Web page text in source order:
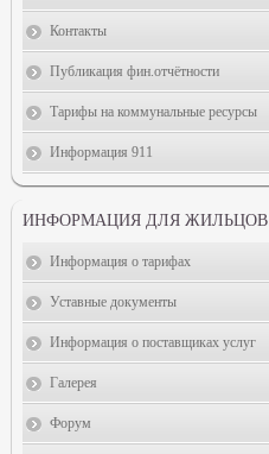
Контакты
Публикация фин.отчётности
Тарифы на коммунальные ресурсы
Информация 911
ИНФОРМАЦИЯ ДЛЯ ЖИЛЬЦОВ
Информация о тарифах
Уставные документы
Информация о поставщиках услуг
Галерея
Форум